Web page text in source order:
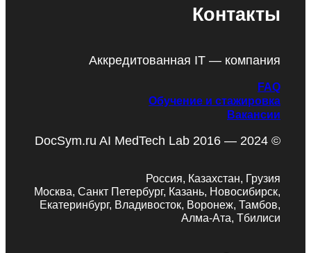
Контакты
Аккредитованная IT — компания
FAQ
Обучение и стажировка
Вакансии
DocSym.ru AI MedTech Lab 2016 — 2024 ©
Россия, Казахстан, Грузия
Москва, Санкт Петербург, Казань, Новосибирск,
Екатеринбург, Владивосток, Воронеж, Тамбов,
Алма-Ата, Тбилиси